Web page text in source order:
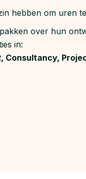
hebben om uren
over hun
in:
Consultancy,